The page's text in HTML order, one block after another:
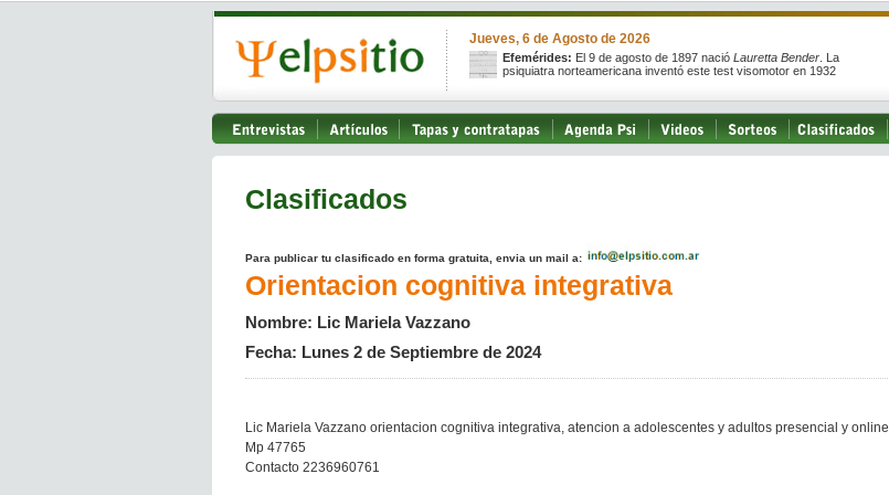
Jueves, 6 de Agosto de 2026
Efemérides: El 9 de agosto de 1897 nació Lauretta Bender . La
psiquiatra norteamericana inventó este test visomotor en 1932
Clasificados
Para publicar tu clasificado en forma gratuita, envia un mail a:
Orientacion cognitiva integrativa
Nombre: Lic Mariela Vazzano
Fecha: Lunes 2 de Septiembre de 2024
Lic Mariela Vazzano orientacion cognitiva integrativa, atencion a adolescentes y adultos presencial y online
Mp 47765
Contacto 2236960761